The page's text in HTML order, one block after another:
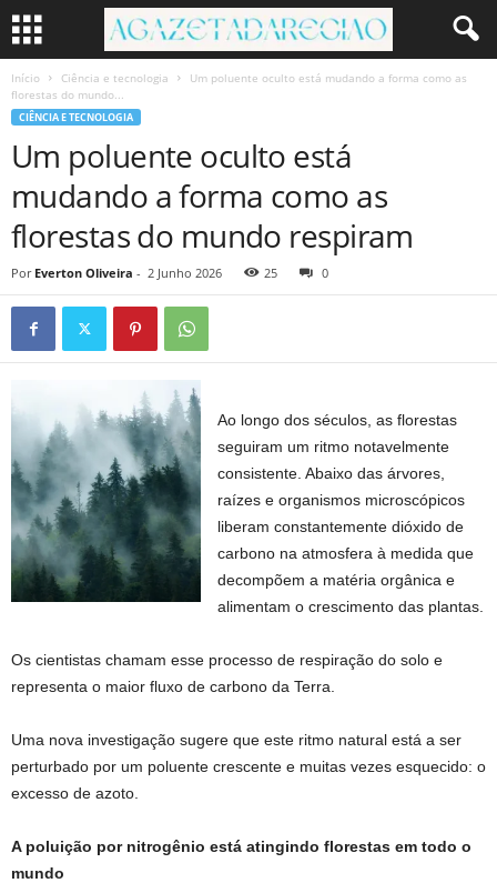
Início Ciência e tecnologia
Um poluente oculto está mudando a forma como as
florestas do mundo...
CIÊNCIA E TECNOLOGIA
Um poluente oculto está
mudando a forma como as
florestas do mundo respiram
Por Everton Oliveira - 2 Junho 2026 25 0
Ao longo dos séculos, as florestas
seguiram um ritmo notavelmente
consistente. Abaixo das árvores,
raízes e organismos microscópicos
liberam constantemente dióxido de
carbono na atmosfera à medida que
decompõem a matéria orgânica e
alimentam o crescimento das plantas.
Os cientistas chamam esse processo de respiração do solo e
representa o maior fluxo de carbono da Terra.
Uma nova investigação sugere que este ritmo natural está a ser
perturbado por um poluente crescente e muitas vezes esquecido: o
excesso de azoto.
A poluição por nitrogênio está atingindo florestas em todo o
mundo